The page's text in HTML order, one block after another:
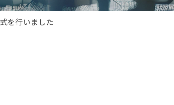
を行いました